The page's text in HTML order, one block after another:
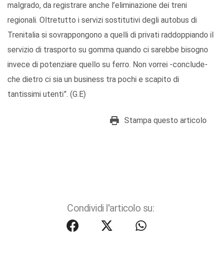
malgrado, da registrare anche l’eliminazione dei treni
regionali. Oltretutto i servizi sostitutivi degli autobus di
Trenitalia si sovrappongono a quelli di privati raddoppiando il
servizio di trasporto su gomma quando ci sarebbe bisogno
invece di potenziare quello su ferro. Non vorrei -conclude-
che dietro ci sia un business tra pochi e scapito di
tantissimi utenti”. (G.E)
Stampa questo articolo
Condividi l'articolo su: